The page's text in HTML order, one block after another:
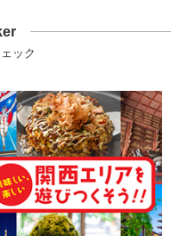
ック